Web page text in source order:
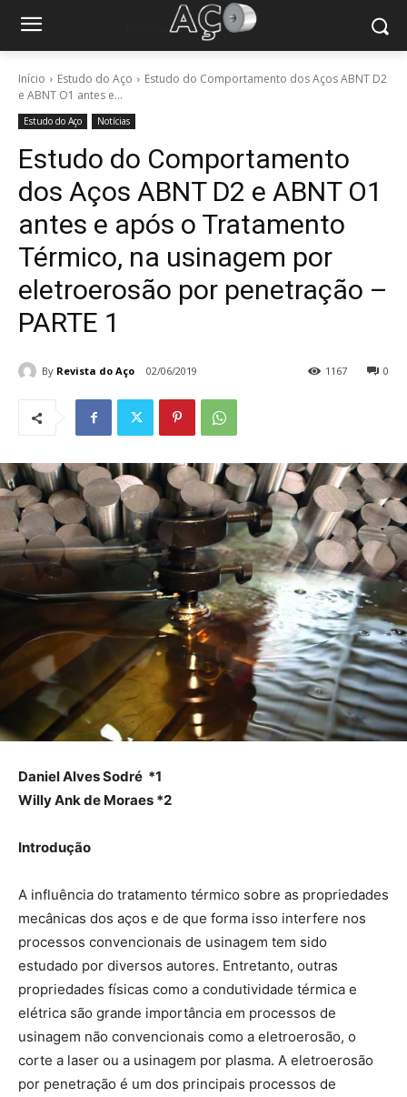
Início Estudo do Aço
Estudo do Comportamento dos Aços ABNT D2
e ABNT O1 antes e...
Estudo do Aço Notícias
Estudo do Comportamento
dos Aços ABNT D2 e ABNT O1
antes e após o Tratamento
Térmico, na usinagem por
eletroerosão por penetração –
PARTE 1
By Revista do Aço 02/06/2019 0
1167
Daniel Alves Sodré *1
Willy Ank de Moraes *2
Introdução
A influência do tratamento térmico sobre as propriedades
mecânicas dos aços e de que forma isso interfere nos
processos convencionais de usinagem tem sido
estudado por diversos autores. Entretanto, outras
propriedades físicas como a condutividade térmica e
elétrica são grande importância em processos de
usinagem não convencionais como a eletroerosão, o
corte a laser ou a usinagem por plasma. A eletroerosão
por penetração é um dos principais processos de